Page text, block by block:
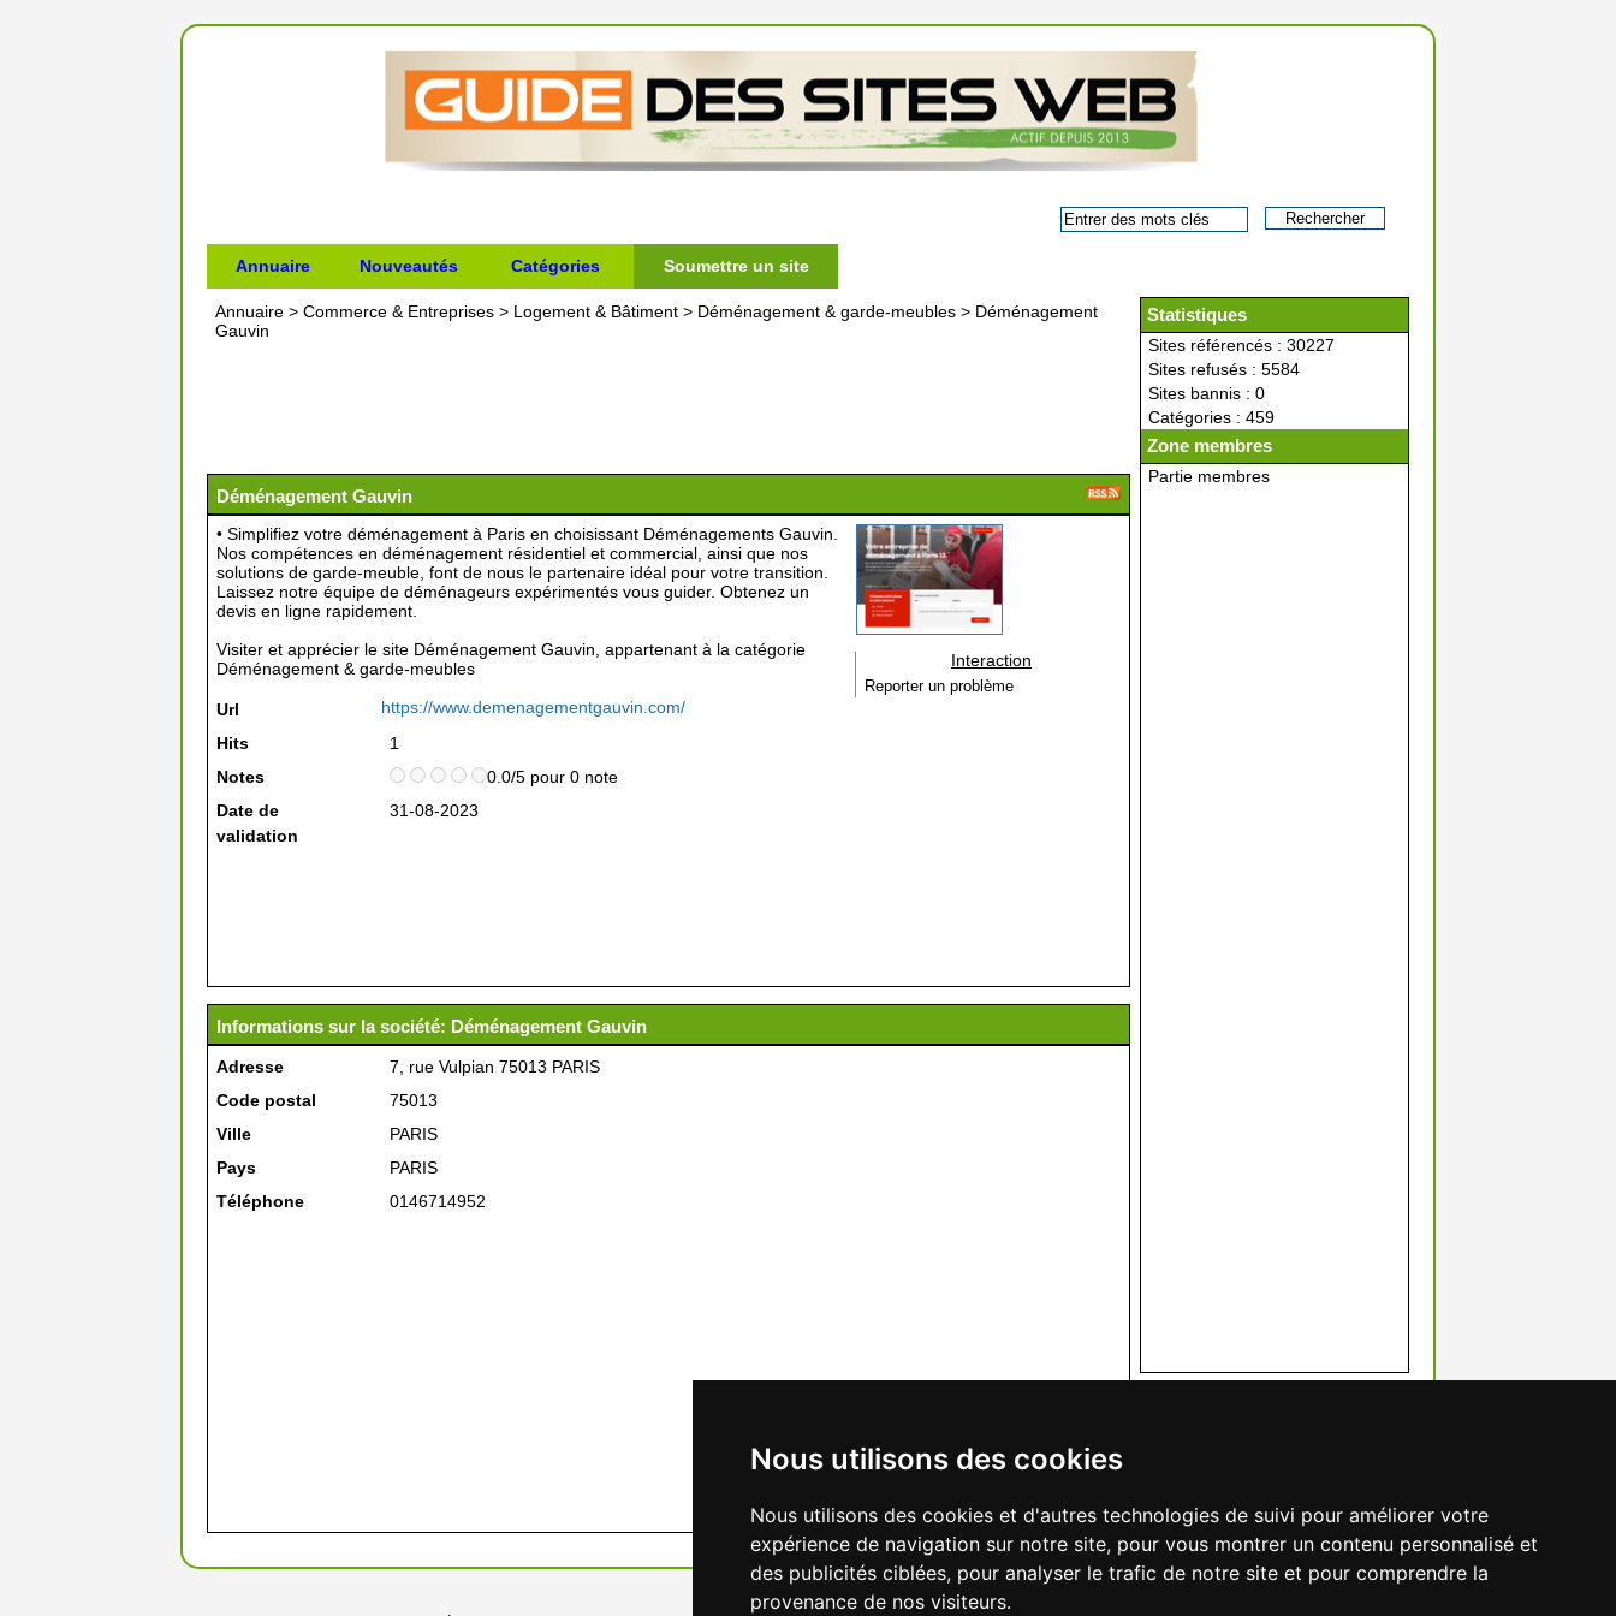
Nous utilisons des cookies
Nous utilisons des cookies et d'autres technologies de suivi pour améliorer votre
expérience de navigation sur notre site, pour vous montrer un contenu personnalisé et
des publicités ciblées, pour analyser le trafic de notre site et pour comprendre la
provenance de nos visiteurs.
Annuaire Nouveautés Catégories Soumettre un site
Statistiques
Sites référencés : 30227
Sites refusés : 5584
Sites bannis : 0
Catégories : 459
Zone membres
Partie membres
Annuaire > Commerce & Entreprises > Logement & Bâtiment > Déménagement & garde-meubles > Déménagement
Gauvin
Déménagement Gauvin
• Simplifiez votre déménagement à Paris en choisissant Déménagements Gauvin.
Nos compétences en déménagement résidentiel et commercial, ainsi que nos
solutions de garde-meuble, font de nous le partenaire idéal pour votre transition.
Laissez notre équipe de déménageurs expérimentés vous guider. Obtenez un
devis en ligne rapidement.
Visiter et apprécier le site Déménagement Gauvin, appartenant à la catégorie
Déménagement & garde-meubles
Url
https://www.demenagementgauvin.com/
Hits
1
Notes
0.0/5 pour 0 note
Date de
validation
31-08-2023
Interaction
Reporter un problème
Informations sur la société: Déménagement Gauvin
Adresse
7, rue Vulpian 75013 PARIS
Code postal
75013
Ville
PARIS
Pays
PARIS
Téléphone
0146714952